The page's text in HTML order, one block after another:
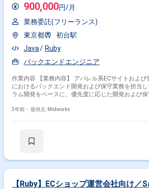
900,000円/月
業務委託(フリーランス)
東京都
初台駅
Java
Ruby
バックエンドエンジニア
作業内容 【業務内容】 アパレル系ECサイトおよび管理画面、周辺ツール
におけるバックエンド開発および保守業務を担当
ラム開発をベースに、優先度に応じた開発および
を中心に、安定したサービス運用と機能拡張に貢献
3年前・ 提供元: Midworks
【Ruby】ECショップ運営会社向け／